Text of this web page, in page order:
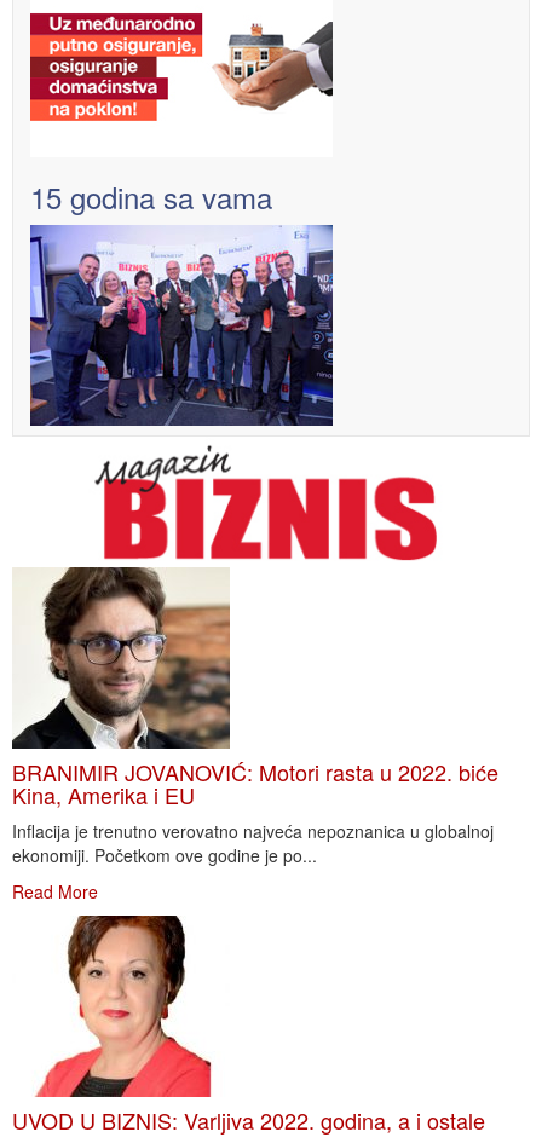
15 godina sa vama
BRANIMIR JOVANOVIĆ: Motori rasta u 2022. biće
Kina, Amerika i EU
Inflacija je trenutno verovatno najveća nepoznanica u globalnoj
ekonomiji. Početkom ove godine je po...
Read More
UVOD U BIZNIS: Varljiva 2022. godina, a i ostale